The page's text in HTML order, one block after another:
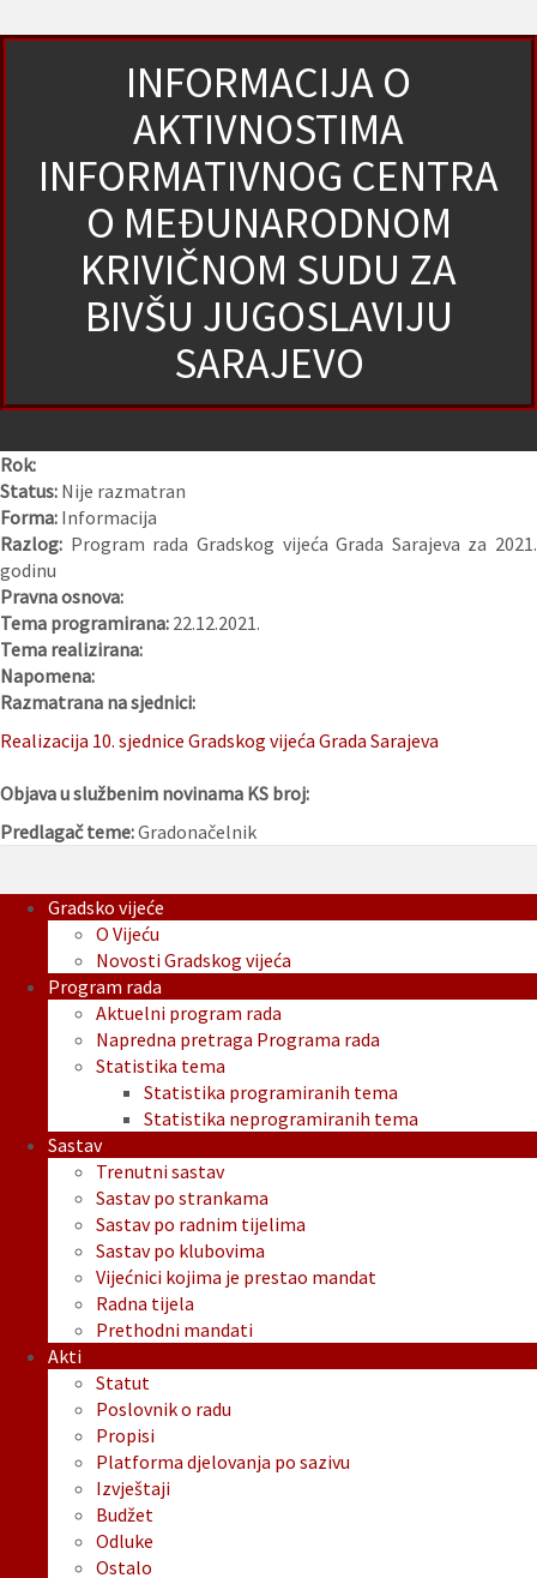
INFORMACIJA O
AKTIVNOSTIMA
INFORMATIVNOG CENTRA
O MEĐUNARODNOM
KRIVIČNOM SUDU ZA
BIVŠU JUGOSLAVIJU
SARAJEVO
Rok:
Status: Nije razmatran
Forma: Informacija
Razlog: Program rada Gradskog vijeća Grada Sarajeva za 2021.
godinu
Pravna osnova:
Tema programirana: 22.12.2021.
Tema realizirana:
Napomena:
Razmatrana na sjednici:
Realizacija 10. sjednice Gradskog vijeća Grada Sarajeva
Objava u službenim novinama KS broj:
Predlagač teme:Gradonačelnik
Gradsko vijeće
O Vijeću
Novosti Gradskog vijeća
Program rada
Aktuelni program rada
Napredna pretraga Programa rada
Statistika tema
Statistika programiranih tema
Statistika neprogramiranih tema
Sastav
Trenutni sastav
Sastav po strankama
Sastav po radnim tijelima
Sastav po klubovima
Vijećnici kojima je prestao mandat
Radna tijela
Prethodni mandati
Akti
Statut
Poslovnik o radu
Propisi
Platforma djelovanja po sazivu
Izvještaji
Budžet
Odluke
Ostalo